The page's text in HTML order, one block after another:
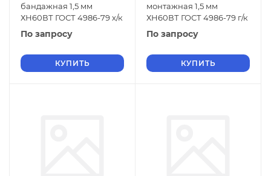
бандажная 1,5 мм
ХН60ВТ ГОСТ 4986-79 х/к
По запросу
КУПИТЬ
монтажная 1,5 мм
ХН60ВТ ГОСТ 4986-79 г/к
По запросу
КУПИТЬ